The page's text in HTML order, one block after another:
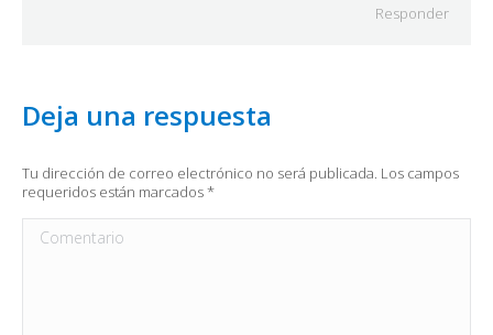
Responder
Deja una respuesta
Tu dirección de correo electrónico no será publicada. Los campos
requeridos están marcados*
Comentario